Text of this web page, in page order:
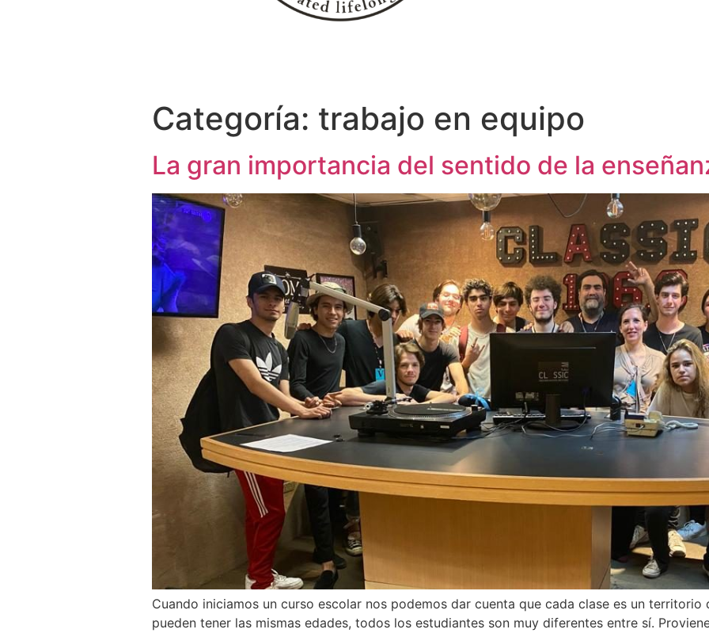
Categoría: trabajo en equipo
La gran importancia del sentido de la
Cuando iniciamos un curso escolar nos podemos dar cuenta que cada clase es un
pueden tener las mismas edades, todos los estudiantes son muy diferentes entre sí.